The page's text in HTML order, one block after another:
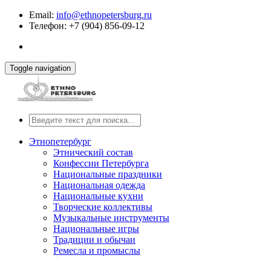
Email: info@ethnopetersburg.ru
Телефон: +7 (904) 856-09-12
Toggle navigation
Этнопетербург
Этнический состав
Конфессии Петербурга
Национальные праздники
Национальная одежда
Национальные кухни
Творческие коллективы
Музыкальные инструменты
Национальные игры
Традиции и обычаи
Ремесла и промыслы